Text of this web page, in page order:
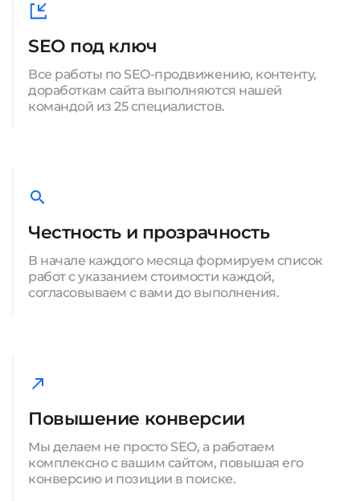
SEO под ключ
Все работы по SEO-продвижению, контенту,
доработкам сайта выполняются нашей
командой из 25 специалистов.
Честность и прозрачность
В начале каждого месяца формируем список
работ с указанием стоимости каждой,
согласовываем с вами до выполнения.
Повышение конверсии
Мы делаем не просто SEO, а работаем
комплексно с вашим сайтом, повышая его
конверсию и позиции в поиске.